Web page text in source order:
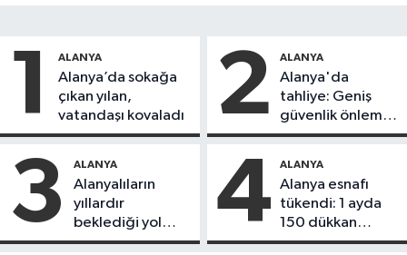
1 ALANYA
Alanya’da sokağa
çıkan yılan,
vatandaşı kovaladı
2 ALANYA
Alanya'da
tahliye: Geniş
güvenlik önlemi
alındı
3 ALANYA
Alanyalıların
yıllardır
beklediği yol
askıdan döndü
4 ALANYA
Alanya esnafı
tükendi: 1 ayda
150 dükkan
kapandı